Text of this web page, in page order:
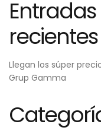
Entradas
recientes
Llegan los súper
Grup Gamma